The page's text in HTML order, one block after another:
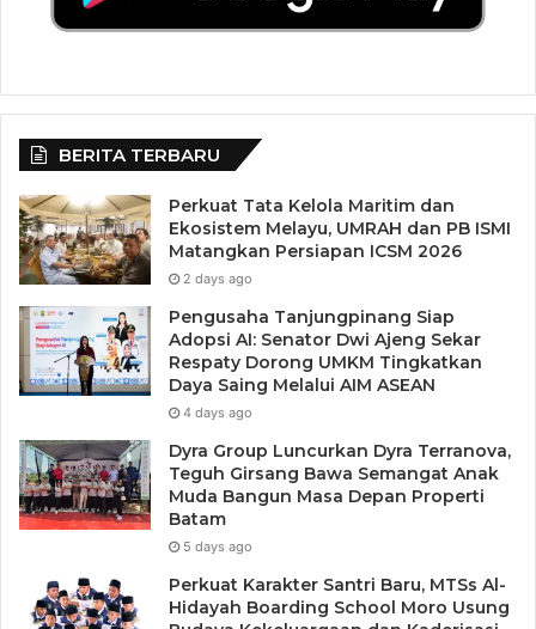
BERITA TERBARU
Perkuat Tata Kelola Maritim dan
Ekosistem Melayu, UMRAH dan PB ISMI
Matangkan Persiapan ICSM 2026
2 days ago
Pengusaha Tanjungpinang Siap
Adopsi AI: Senator Dwi Ajeng Sekar
Respaty Dorong UMKM Tingkatkan
Daya Saing Melalui AIM ASEAN
4 days ago
Dyra Group Luncurkan Dyra Terranova,
Teguh Girsang Bawa Semangat Anak
Muda Bangun Masa Depan Properti
Batam
5 days ago
Perkuat Karakter Santri Baru, MTSs Al-
Hidayah Boarding School Moro Usung